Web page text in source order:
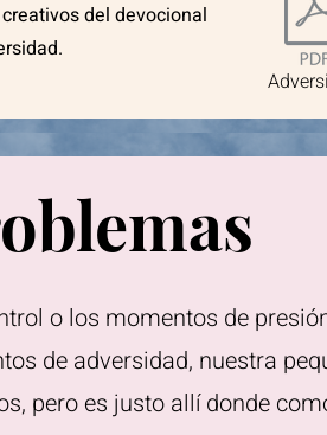
del devocional
o los momentos de
de adversidad, nuestra
pero es justo allí donde